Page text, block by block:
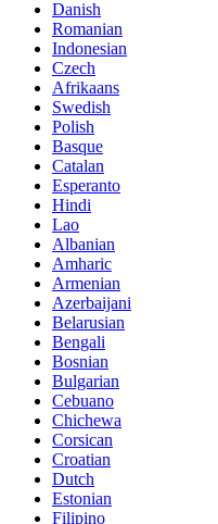
Danish
Romanian
Indonesian
Czech
Afrikaans
Swedish
Polish
Basque
Catalan
Esperanto
Hindi
Lao
Albanian
Amharic
Armenian
Azerbaijani
Belarusian
Bengali
Bosnian
Bulgarian
Cebuano
Chichewa
Corsican
Croatian
Dutch
Estonian
Filipino